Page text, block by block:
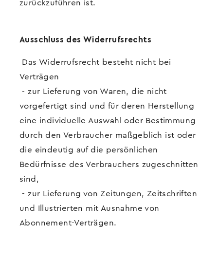
zurückzuführen ist.
Ausschluss des Widerrufsrechts
Das Widerrufsrecht besteht nicht bei
Verträgen
- zur Lieferung von Waren, die nicht
vorgefertigt sind und für deren Herstellung
eine individuelle Auswahl oder Bestimmung
durch den Verbraucher maßgeblich ist oder
die eindeutig auf die persönlichen
Bedürfnisse des Verbrauchers zugeschnitten
sind,
- zur Lieferung von Zeitungen, Zeitschriften
und Illustrierten mit Ausnahme von
Abonnement-Verträgen.